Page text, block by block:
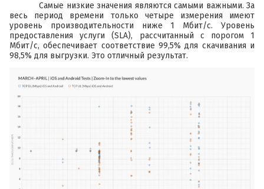
Самые низкие значения являются самыми важными. За
весь период времени только четыре измерения имеют
уровень производительности ниже 1 Мбит/с. Уровень
предоставления услуги (SLA), рассчитанный с порогом 1
Мбит/с, обеспечивает соответствие 99,5% для скачивания и
98,5% для выгрузки. Это отличный результат.